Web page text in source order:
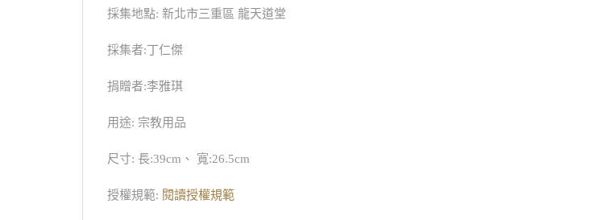
採集地點: 新北市三重區 龍天道堂
採集者:丁仁傑
捐贈者:李雅琪
用途: 宗教用品
尺寸: 長:39cm、 寬:26.5cm
授權規範: 閱讀授權規範